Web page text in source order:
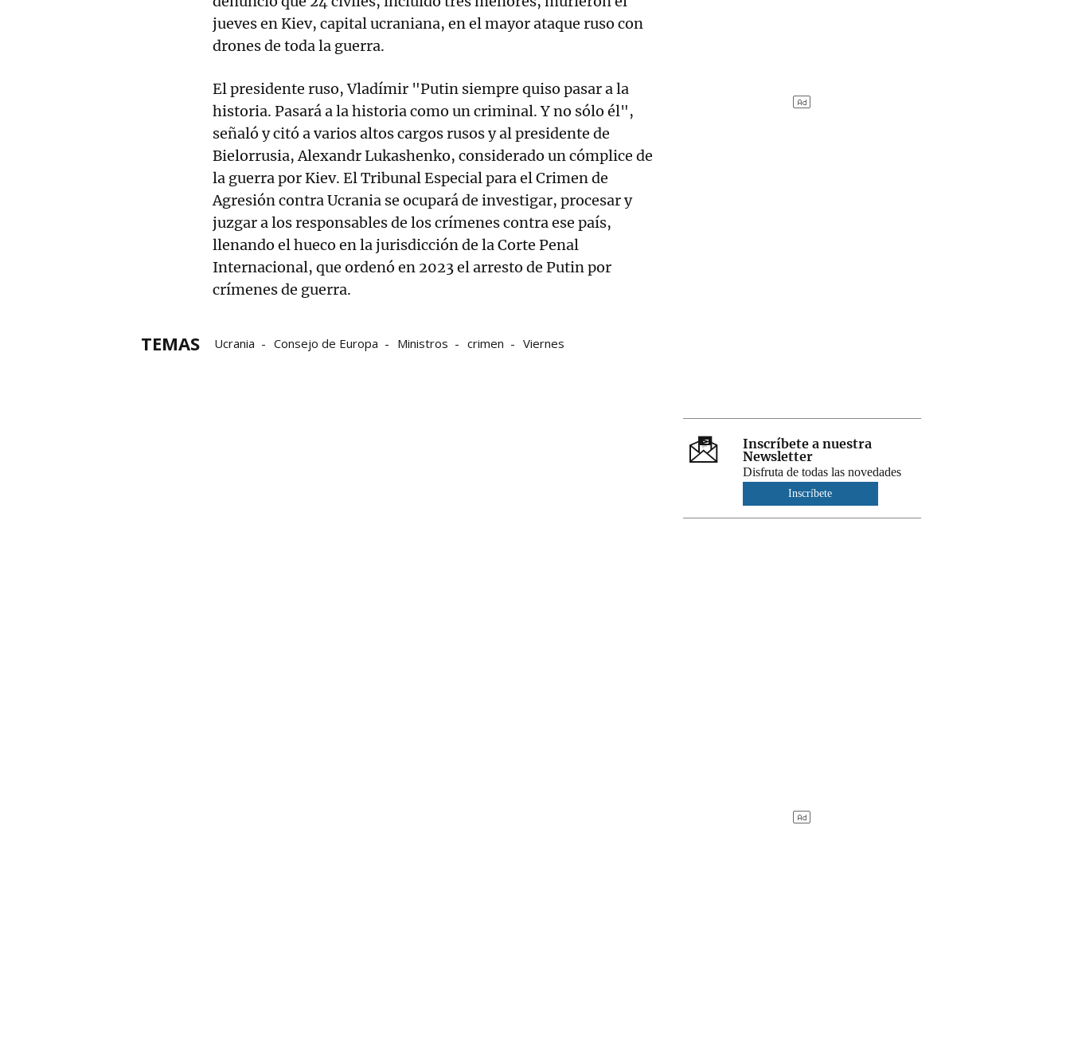
jueves en Kiev, capital ucraniana, en el mayor ataque ruso con
drones de toda la guerra.
El presidente ruso, Vladímir "Putin siempre quiso pasar a la
historia. Pasará a la historia como un criminal. Y no sólo él",
señaló y citó a varios altos cargos rusos y al presidente de
Bielorrusia, Alexandr Lukashenko, considerado un cómplice de
la guerra por Kiev. El Tribunal Especial para el Crimen de
Agresión contra Ucrania se ocupará de investigar, procesar y
juzgar a los responsables de los crímenes contra ese país,
llenando el hueco en la jurisdicción de la Corte Penal
Internacional, que ordenó en 2023 el arresto de Putin por
crímenes de guerra.
TEMAS Ucrania Consejo de Europa Ministros crimen Viernes
Inscríbete a nuestra
Newsletter
Disfruta de todas las novedades
Inscríbete